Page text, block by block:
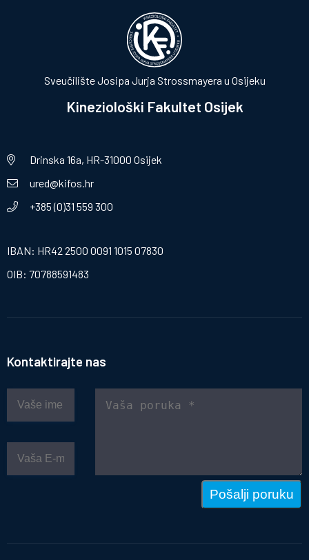
Sveučilište Josipa Jurja Strossmayera u Osijeku
Kineziološki Fakultet Osijek
Drinska 16a, HR-31000 Osijek
ured@kifos.hr
+385 (0)31 559 300
IBAN: HR42 2500 0091 1015 07830
OIB: 70788591483
Kontaktirajte nas
Pošalji poruku